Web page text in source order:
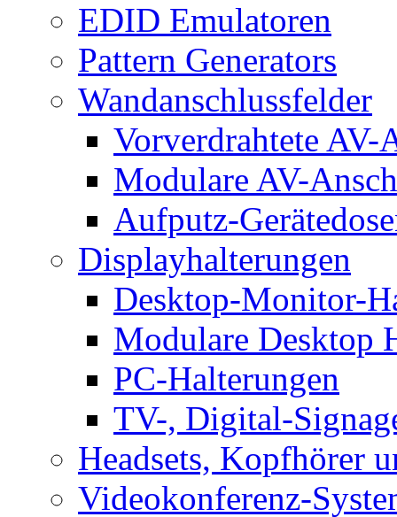
EDID Emulatoren
Pattern Generators
Wandanschlussfelder
Vorverdrahtete AV-
Modulare AV-
Aufputz-
Displayhalterungen
Desktop-Monitor-
Modulare Desktop
PC-Halterungen
TV-, Digital-
Headsets, Kopfhörer
Videokonferenz-